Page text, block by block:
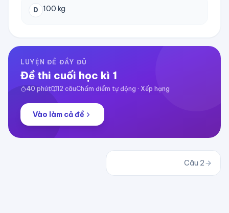
D 100 kg
LUYỆN ĐỀ ĐẦY ĐỦ
Đề thi cuối học kì 1
40 phút 12 câuChấm điểm tự động · Xếp hạng
Vào làm cả đề
Câu 2